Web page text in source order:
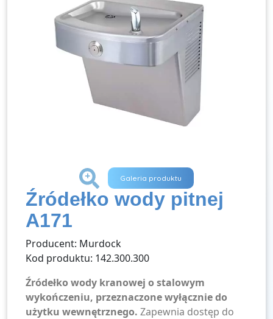
+ Galeria produktu
Źródełko wody pitnej
A171
Producent: Murdock
Kod produktu: 142.300.300
Źródełko wody kranowej o stalowym
wykończeniu, przeznaczone wyłącznie do
użytku wewnętrznego. Zapewnia dostęp do